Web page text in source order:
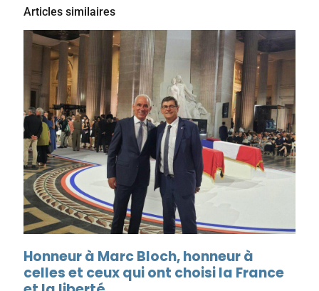
Articles similaires
Honneur à Marc Bloch, honneur à
celles et ceux qui ont choisi la France